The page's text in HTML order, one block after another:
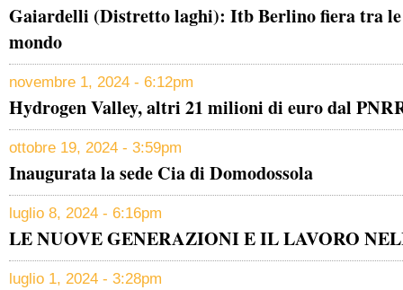
Gaiardelli (Distretto laghi): Itb Berlino fiera tra
mondo
novembre 1, 2024 - 6:12pm
Hydrogen Valley, altri 21 milioni di euro dal
ottobre 19, 2024 - 3:59pm
Inaugurata la sede Cia di Domodossola
luglio 8, 2024 - 6:16pm
LE NUOVE GENERAZIONI E IL LAVORO
luglio 1, 2024 - 3:28pm